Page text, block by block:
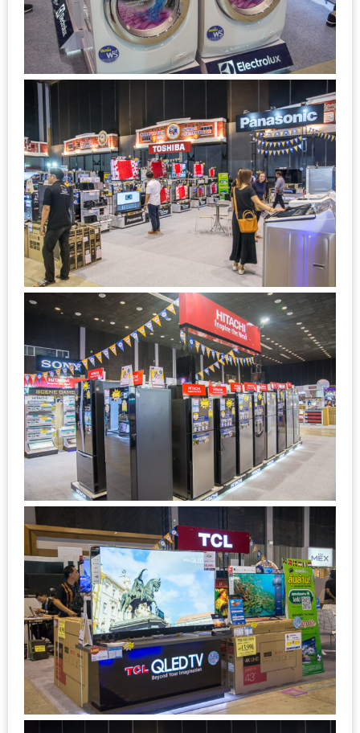
200
บาท
ชี้
อร่อย
ตาม
รอย
น้า
อ้วน
ชวน
ติดต่อ
น้า
อ้วน
ติดต่อ
น้า
อ้วน
น้า
อ้วน
ชวน
คุย
นโยบาย
ความ
เป็น
ส่วน
ตัว